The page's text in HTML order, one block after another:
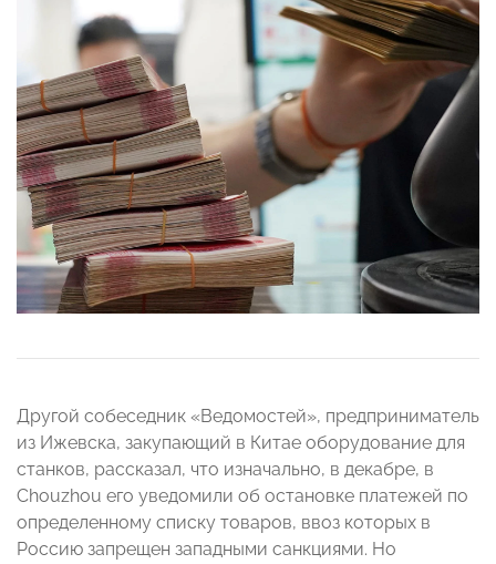
Другой собеседник «Ведомостей», предприниматель
из Ижевска, закупающий в Китае оборудование для
станков, рассказал, что изначально, в декабре, в
Chouzhou его уведомили об остановке платежей по
определенному списку товаров, ввоз которых в
Россию запрещен западными санкциями. Но